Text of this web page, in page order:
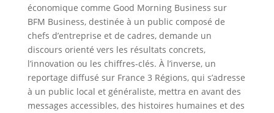
économique comme Good Morning Business sur
BFM Business, destinée à un public composé de
chefs d’entreprise et de cadres, demande un
discours orienté vers les résultats concrets,
l’innovation ou les chiffres-clés. À l’inverse, un
reportage diffusé sur France 3 Régions, qui s’adresse
à un public local et généraliste, mettra en avant des
messages accessibles, des histoires humaines et des